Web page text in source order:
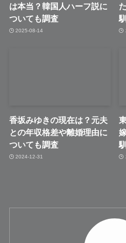
は本当？韓国人ハーフ説に
ついても調査
2025-08-14
香坂みゆきの現在は？元夫
との年収格差や離婚理由に
ついても調査
2024-12-31